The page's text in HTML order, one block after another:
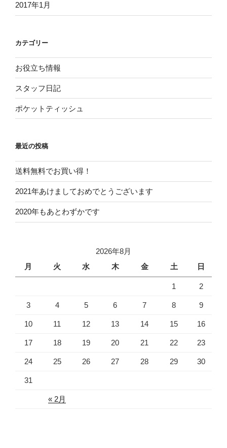
2017年1月
カテゴリー
お役立ち情報
スタッフ日記
ポケットティッシュ
最近の投稿
送料無料でお買い得！
2021年あけましておめでとうございます
2020年もあとわずかです
2026年8月
月
火 水 木 金 土 日
« 2月
1 2
3 4 5 6 7 8 9
10 11 12 13 14 15 16
17 18 19 20 21 22 23
24 25 26 27 28 29 30
31